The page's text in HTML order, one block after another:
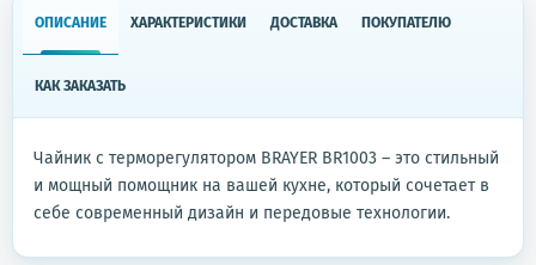
ОПИСАНИЕ ХАРАКТЕРИСТИКИ ДОСТАВКА ПОКУПАТЕЛЮ
КАК ЗАКАЗАТЬ
Чайник с терморегулятором BRAYER BR1003 – это стильный
и мощный помощник на вашей кухне, который сочетает в
себе современный дизайн и передовые технологии.